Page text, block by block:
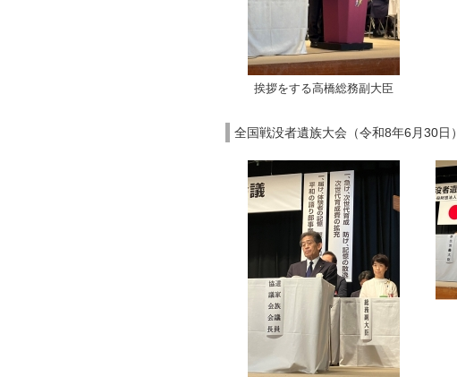
挨拶をする高橋総務副大臣
全国戦没者遺族大会（令和8年6月30日）